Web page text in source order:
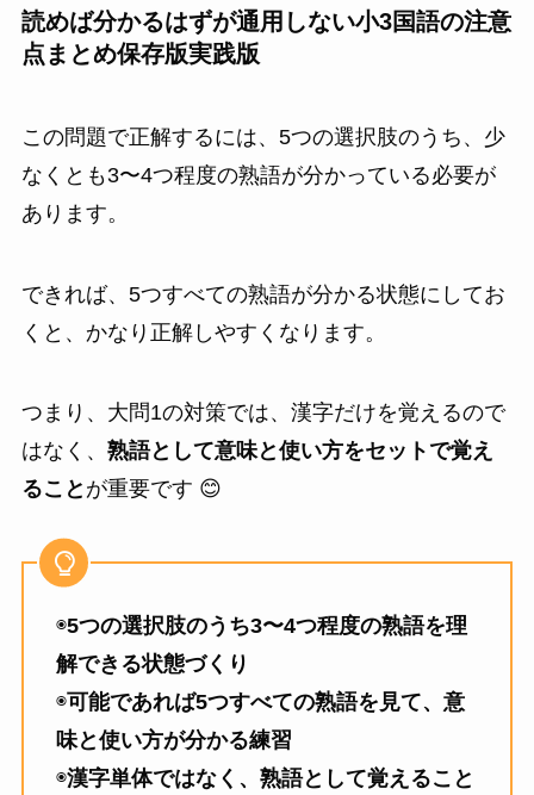
読めば分かるはずが通用しない小3国語の注意
点まとめ保存版実践版
この問題で正解するには、5つの選択肢のうち、少
なくとも3〜4つ程度の熟語が分かっている必要が
あります。
できれば、5つすべての熟語が分かる状態にしてお
くと、かなり正解しやすくなります。
つまり、大問1の対策では、漢字だけを覚えるので
はなく、 熟語として意味と使い方をセットで覚え
ること が重要です 😊
◉5つの選択肢のうち3〜4つ程度の熟語を理
解できる状態づくり
◉可能であれば5つすべての熟語を見て、意
味と使い方が分かる練習
◉漢字単体ではなく、熟語として覚えること